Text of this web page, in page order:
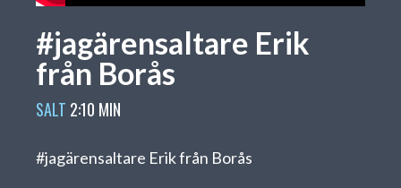
#jagärensaltare Erik
från Borås
SALT 2:10 MIN
#jagärensaltare Erik från Borås